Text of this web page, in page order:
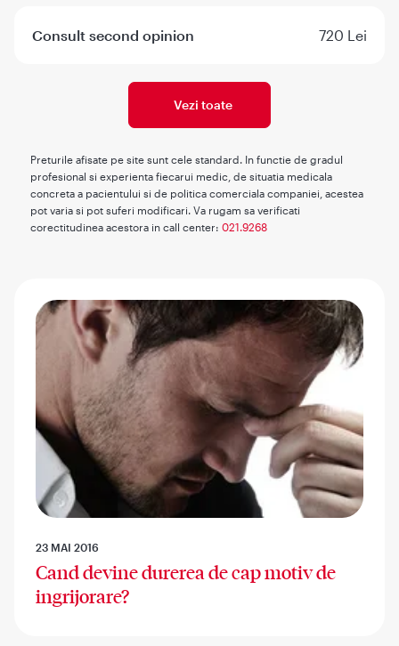
Consult second opinion 720 Lei
Vezi toate
Preturile afisate pe site sunt cele standard. In functie de gradul
profesional si experienta fiecarui medic, de situatia medicala
concreta a pacientului si de politica comerciala companiei, acestea
pot varia si pot suferi modificari. Va rugam sa verificati
corectitudinea acestora in call center: 021.9268
23 MAI 2016
Cand devine durerea de cap motiv de
ingrijorare?